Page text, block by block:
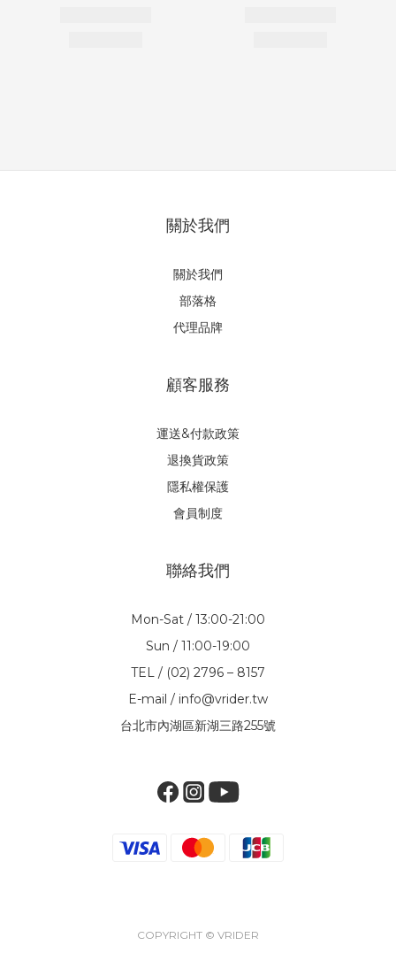
關於我們
關於我們
部落格
代理品牌
顧客服務
運送&付款政策
退換貨政策
隱私權保護
會員制度
聯絡我們
Mon-Sat / 13:00-21:00
Sun / 11:00-19:00
TEL / (02) 2796 – 8157
E-mail / info@vrider.tw
台北市內湖區新湖三路255號
COPYRIGHT © VRIDER